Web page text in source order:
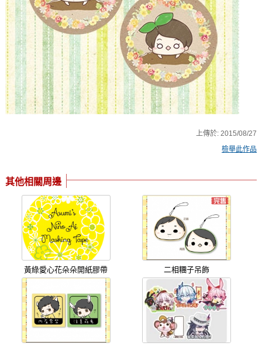
上傳於:2015/08/27
檢舉此作品
其他相關周邊
黃綠愛心花朵朵開紙膠帶 二相糰子吊飾